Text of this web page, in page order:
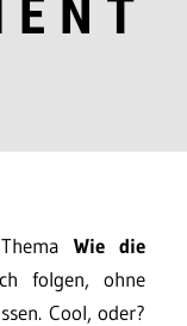
Wie die
folgen, ohne
Cool, oder?